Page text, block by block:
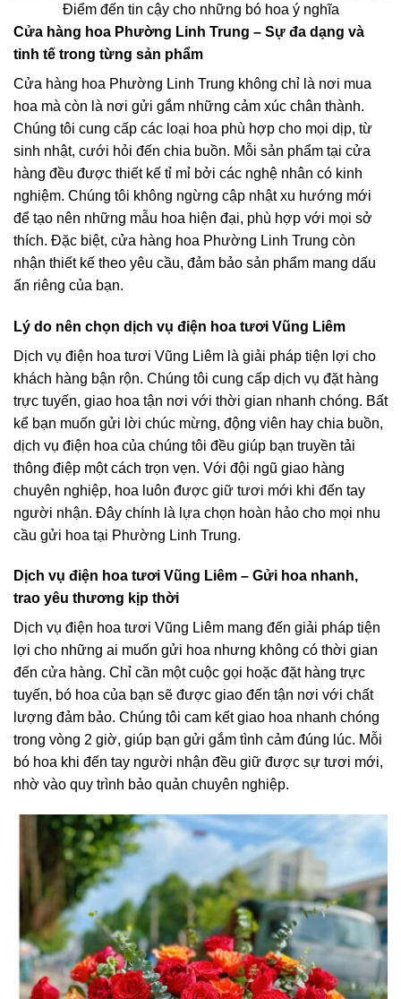
Điểm đến tin cậy cho những bó hoa ý nghĩa
Cửa hàng hoa Phường Linh Trung – Sự đa dạng và
tinh tế trong từng sản phẩm
Cửa hàng hoa Phường Linh Trung không chỉ là nơi mua
hoa mà còn là nơi gửi gắm những cảm xúc chân thành.
Chúng tôi cung cấp các loại hoa phù hợp cho mọi dịp, từ
sinh nhật, cưới hỏi đến chia buồn. Mỗi sản phẩm tại cửa
hàng đều được thiết kế tỉ mỉ bởi các nghệ nhân có kinh
nghiệm. Chúng tôi không ngừng cập nhật xu hướng mới
để tạo nên những mẫu hoa hiện đại, phù hợp với mọi sở
thích. Đặc biệt, cửa hàng hoa Phường Linh Trung còn
nhận thiết kế theo yêu cầu, đảm bảo sản phẩm mang dấu
ấn riêng của bạn.
Lý do nên chọn dịch vụ điện hoa tươi Vũng Liêm
Dịch vụ điện hoa tươi Vũng Liêm là giải pháp tiện lợi cho
khách hàng bận rộn. Chúng tôi cung cấp dịch vụ đặt hàng
trực tuyến, giao hoa tận nơi với thời gian nhanh chóng. Bất
kể bạn muốn gửi lời chúc mừng, động viên hay chia buồn,
dịch vụ điện hoa của chúng tôi đều giúp bạn truyền tải
thông điệp một cách trọn vẹn. Với đội ngũ giao hàng
chuyên nghiệp, hoa luôn được giữ tươi mới khi đến tay
người nhận. Đây chính là lựa chọn hoàn hảo cho mọi nhu
cầu gửi hoa tại Phường Linh Trung.
Dịch vụ điện hoa tươi Vũng Liêm – Gửi hoa nhanh,
trao yêu thương kịp thời
Dịch vụ điện hoa tươi Vũng Liêm mang đến giải pháp tiện
lợi cho những ai muốn gửi hoa nhưng không có thời gian
đến cửa hàng. Chỉ cần một cuộc gọi hoặc đặt hàng trực
tuyến, bó hoa của bạn sẽ được giao đến tận nơi với chất
lượng đảm bảo. Chúng tôi cam kết giao hoa nhanh chóng
trong vòng 2 giờ, giúp bạn gửi gắm tình cảm đúng lúc. Mỗi
bó hoa khi đến tay người nhận đều giữ được sự tươi mới,
nhờ vào quy trình bảo quản chuyên nghiệp.